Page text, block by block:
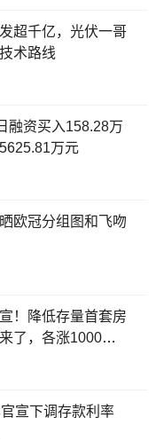
超千亿，光伏一哥
术路线
融资买入158.28万
万元
欧冠分组图和飞吻
！降低存量首套房
了，各涨1000
宣下调存款利率